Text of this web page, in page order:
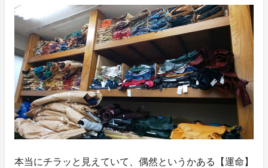
本当にチラッと見えていて、偶然というかある【運命】